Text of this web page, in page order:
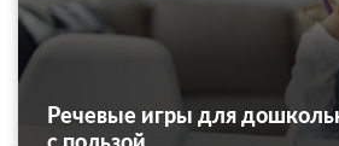
Речевые игры для